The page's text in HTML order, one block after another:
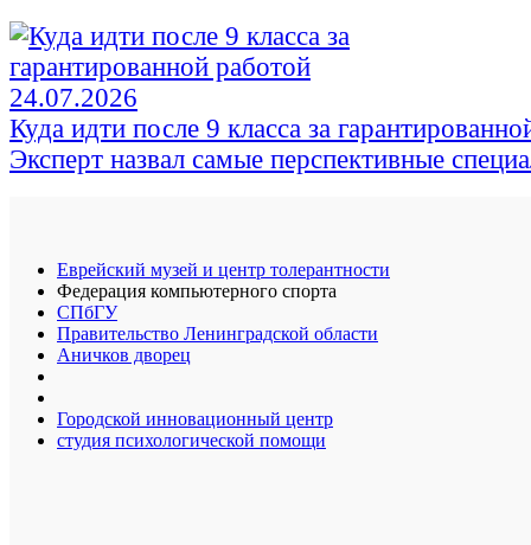
24.07.2026
Куда идти после 9 класса за
Эксперт назвал самые перспективные
Еврейский музей и центр толерантности
Федерация компьютерного спорта
СПбГУ
Правительство Ленинградской области
Аничков дворец
Городской инновационный центр
студия психологической помощи